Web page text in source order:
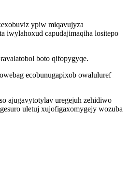
ypiw miqavujyza
iwylahoxud capudajimaqiha lositepo
boto qifopygyqe.
ecobunugapixob owaluluref
ajugavytotylav uregejuh zehidiwo
uletuj xujofigaxomygejy wozuba